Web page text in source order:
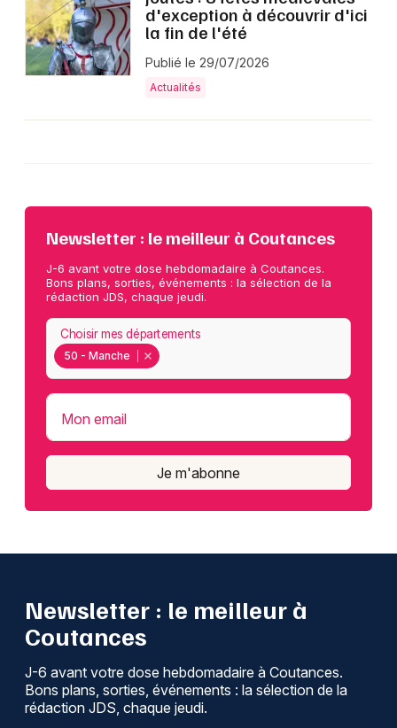
d'exception à découvrir d'ici
la fin de l'été
Publié le 29/07/2026
Actualités
Newsletter : le meilleur à Coutances
J-6 avant votre dose hebdomadaire à Coutances.
Bons plans, sorties, événements : la sélection de la
rédaction JDS, chaque jeudi.
50 - Manche
Choisir mes départements
Mon email
Je m'abonne
Newsletter : le meilleur à
Coutances
J-6 avant votre dose hebdomadaire à Coutances.
Bons plans, sorties, événements : la sélection de la
rédaction JDS, chaque jeudi.